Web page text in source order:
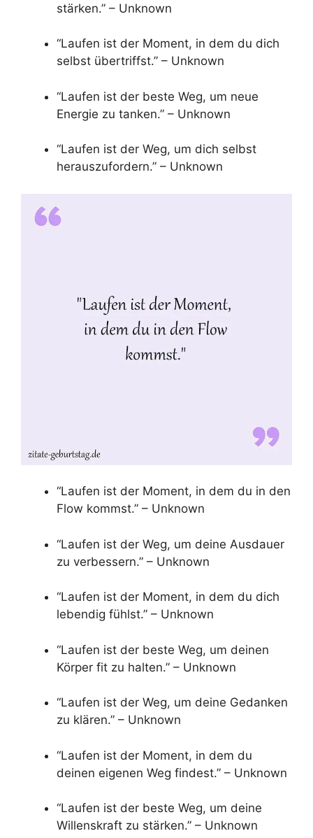
stärken.” – Unknown
“Laufen ist der Moment, in dem du dich
selbst übertriffst.” – Unknown
“Laufen ist der beste Weg, um neue
Energie zu tanken.” – Unknown
“Laufen ist der Weg, um dich selbst
herauszufordern.” – Unknown
“Laufen ist der Moment, in dem du in den
Flow kommst.” – Unknown
“Laufen ist der Weg, um deine Ausdauer
zu verbessern.” – Unknown
“Laufen ist der Moment, in dem du dich
lebendig fühlst.” – Unknown
“Laufen ist der beste Weg, um deinen
Körper fit zu halten.” – Unknown
“Laufen ist der Weg, um deine Gedanken
zu klären.” – Unknown
“Laufen ist der Moment, in dem du
deinen eigenen Weg findest.” – Unknown
“Laufen ist der beste Weg, um deine
Willenskraft zu stärken.” – Unknown